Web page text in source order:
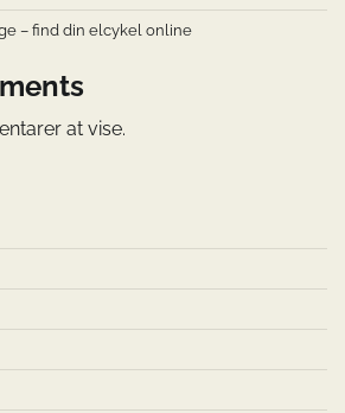
– find din elcykel online
at vise.